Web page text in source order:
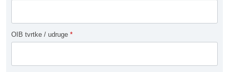
OIB tvrtke / udruge *